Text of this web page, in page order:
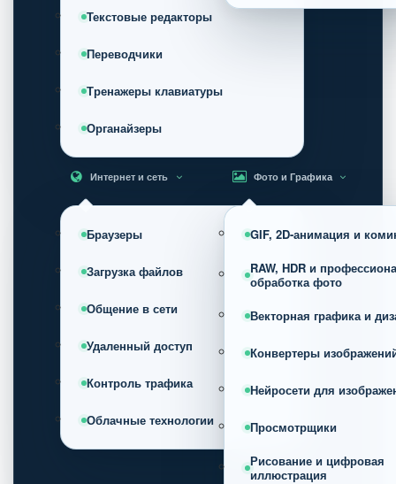
Текстовые редакторы
Переводчики
Тренажеры клавиатуры
Органайзеры
Интернет и сеть
Браузеры
Загрузка файлов
Общение в сети
Удаленный доступ
Контроль трафика
Облачные технологии
Фото и Графика
GIF, 2D-анимация и
RAW, HDR и
обработка фото
Векторная графика и
Конвертеры
Нейросети для
Просмотрщики
Рисование и цифровая
иллюстрация